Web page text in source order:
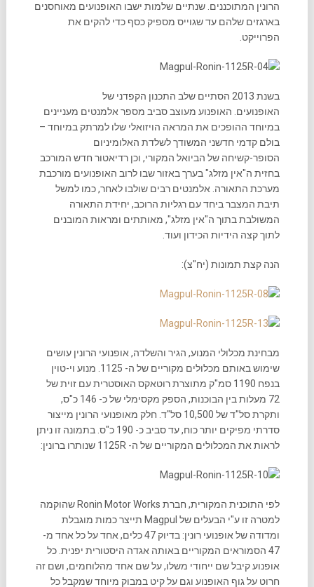
הרונין המתוכננים. שנתיים שלמות ישבו האופנועים מאוחסנים
בארגזים שלהם עד שגוייס מספיק כסף כדי להקים את
הפרוייקט.
בשנת 2013 הסתיים שלב התכנון הקפדני של
האופנועים. האופנוע מעוצב סביב מספר אלמנטים מעניינים
במיוחד ההופכים את המראה הויזואלי שלו למרתק במיוחד –
בולם קדמי חדשני המשודך לשלדת האלומיניום
הסופר-קשיחה של הביואל המקורי, וכן רדיאטור חדש המורכב
בחזית ה"אין מזלג" בערך באזור שבו לרוב האופנועים מורכבת
מערכת התאורה. אלמנטים רבים שולבו לאחר, כמו למשל
תיבת המצבר ביחד עם רגליות הרוכב, יחידת התאורה
המשולבת בתוך ה"אין מזלג", מאותתים ומראות המובנים
לתוך קצה הידיות הכידון ועוד.
הנה קצת תמונות (יח"צ):
מבחינת מכלולי המנוע, הגיר והשלדה, אופנועי הרונין עושים
שימוש באותם מכלולים מקוריים של ה- 1125. מנוע וי-טוין
בנפח 1190 סמ"ק מתוצרת רוטאקס האוסטרית עם זוית של
72 מעלות בין הבוכנות, הספק מקסימלי של כ- 146 כ"ס,
ותקרת סל"ד של 10,500 סל"ד. חלק מאופנועי הרונין מייצור
סדרתי מפיקים יותר כוח, עד סביב כ- 190 כ"ס. בתמונה זו ניתן
לראות את המכלולים המקוריים של ה- 1125R שנותרו ברונין:
לפי התוכנית המקורית, חברת Ronin Motor Works שהוקמה
למטרה זו ע"י הבעלים של Magpul תייצר כמות מוגבלת
ומדודה של אופנועי רונין: בדיוק 47 כלים, אחד על כל אחד מ-
47 הסמוראים המקוריים באותה אגדה היסטורית יפנית. כל
אופנוע קיבל שם ייחודי משלו, על שם אחד מהלוחמים, ושם זה
חרוט על גוף האופנוע וגם על קיט במבוק מיוחד שמקבל כל